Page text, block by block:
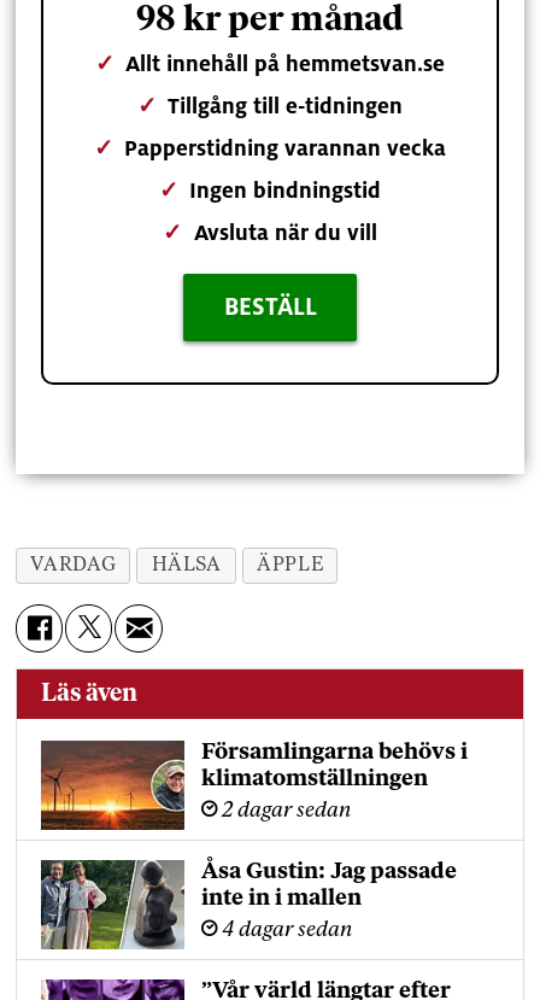
98 kr per månad
✓ Allt innehåll på hemmetsvan.se
✓ Tillgång till e-tidningen
✓ Papperstidning varannan vecka
✓ Ingen bindningstid
✓ Avsluta när du vill
BESTÄLL
VARDAG HÄLSA ÄPPLE
Läs även
Församlingarna behövs i
klimatomställningen
2 dagar sedan
Åsa Gustin: Jag passade
inte in i mallen
4 dagar sedan
”Vår värld längtar efter